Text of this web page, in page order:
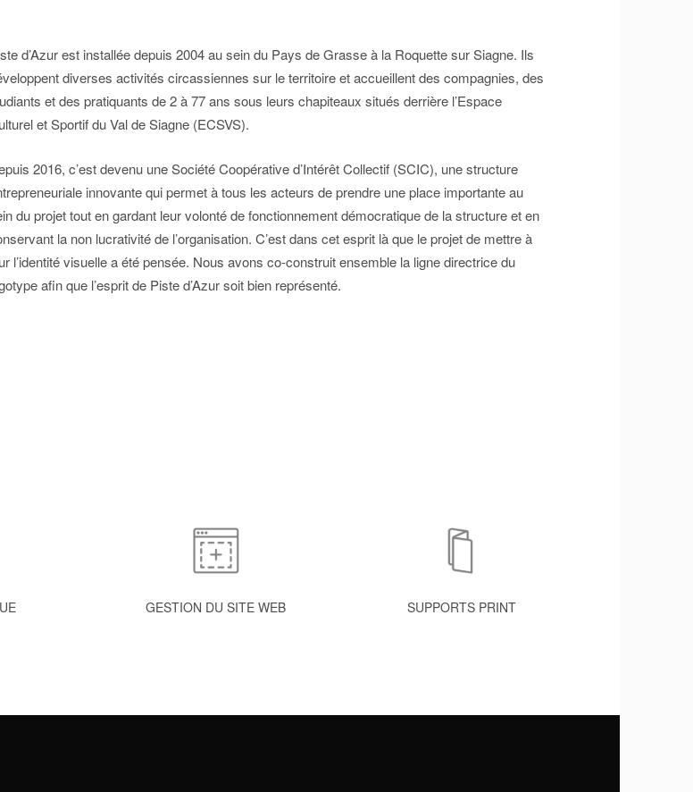
d’Azur est installée depuis 2004 au sein du Pays de Grasse à la Roquette sur Siagne. Ils
diverses activités circassiennes sur le territoire et accueillent des compagnies, des
et des pratiquants de 2 à 77 ans sous leurs chapiteaux situés derrière l’Espace
et Sportif du Val de Siagne (ECSVS).
2016, c’est devenu une Société Coopérative d’Intérêt Collectif (SCIC), une structure
innovante qui permet à tous les acteurs de prendre une place importante au
du projet tout en gardant leur volonté de fonctionnement démocratique de la structure et en
la non lucrativité de l’organisation. C’est dans cet esprit là que le projet de mettre à
l’identité visuelle a été pensée. Nous avons co-construit ensemble la ligne directrice du
afin que l’esprit de Piste d’Azur soit bien représenté.
GESTION DU SITE WEB SUPPORTS PRINT